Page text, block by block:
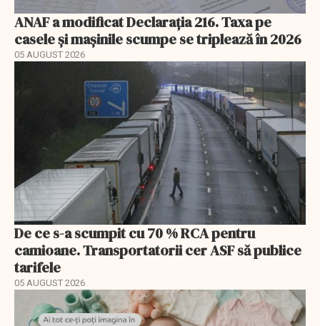
ANAF a modificat Declarația 216. Taxa pe
casele și mașinile scumpe se triplează în 2026
05 AUGUST 2026
De ce s-a scumpit cu 70 % RCA pentru
camioane. Transportatorii cer ASF să publice
tarifele
05 AUGUST 2026